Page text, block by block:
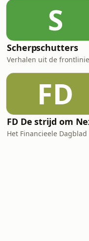
S
Scherpschutters
Verhalen uit de frontlinie
FD
Het Financieele Dagblad